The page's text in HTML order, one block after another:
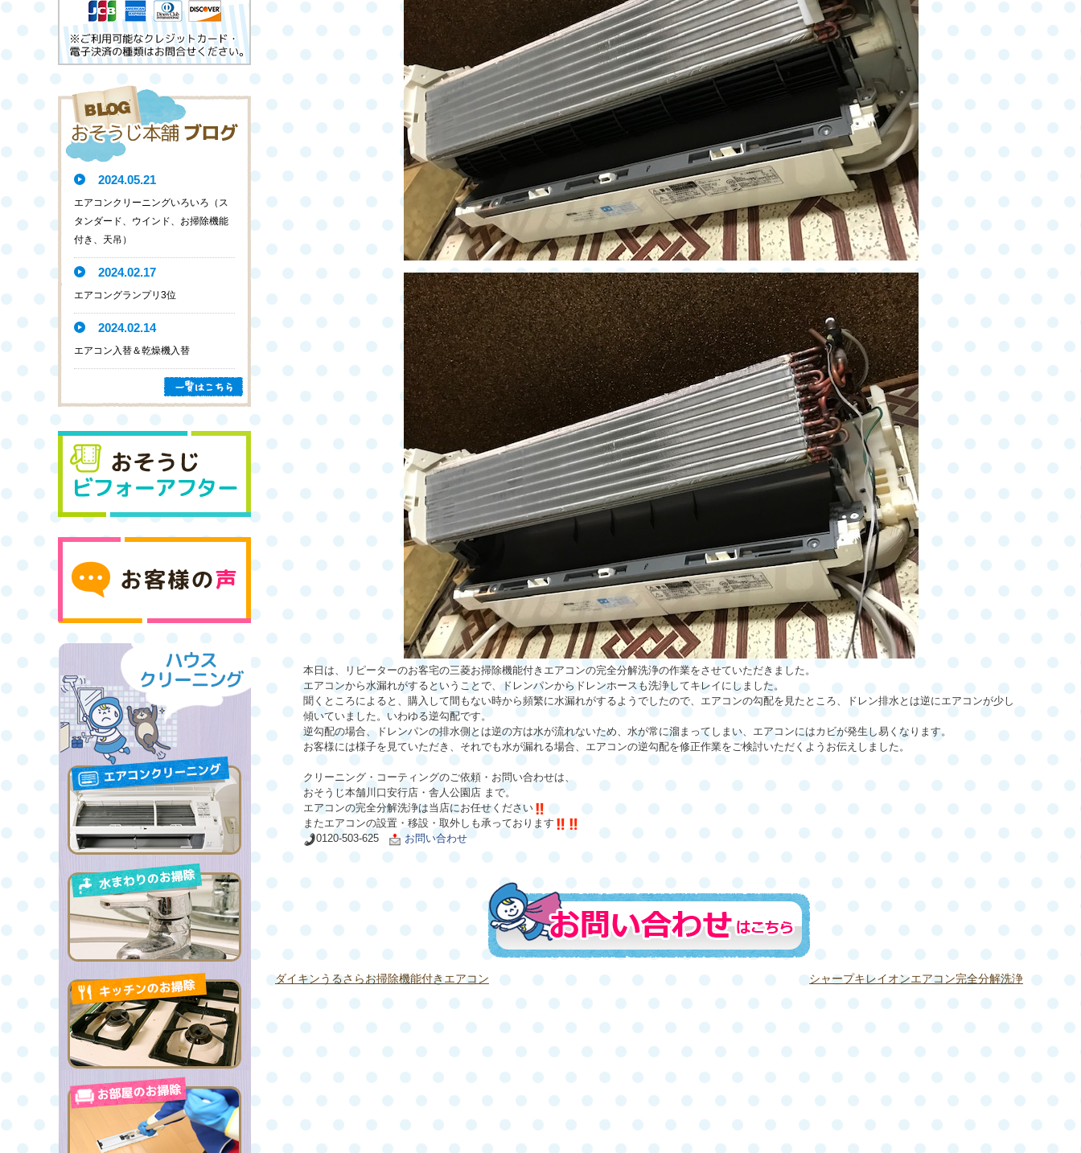
本日は、リピーターのお客宅の三菱お掃除機能付きエアコンの完全分解洗浄の作業をさせていただきました。
エアコンから水漏れがするということで、ドレンパンからドレンホースも洗浄してキレイにしました。
聞くところによると、購入して間もない時から頻繁に水漏れがするようでしたので、エアコンの勾配を見たところ、ドレン排水とは逆にエアコンが少し
傾いていました。いわゆる逆勾配です。
逆勾配の場合、ドレンパンの排水側とは逆の方は水が流れないため、水が常に溜まってしまい、エアコンにはカビが発生し易くなります。
お客様には様子を見ていただき、それでも水が漏れる場合、エアコンの逆勾配を修正作業をご検討いただくようお伝えしました。
クリーニング・コーティングのご依頼・お問い合わせは、
おそうじ本舗川口安行店・舎人公園店 まで。
エアコンの完全分解洗浄は当店にお任せください
またエアコンの設置・移設・ 取外しも承っております
0120-503-625
お問い合わせ
ダイキンうるさらお掃除機能付きエアコン シャープキレイオンエアコン完全分解洗浄
2024.05.21
エアコンクリーニングいろいろ（ス
タンダード、ウインド、お掃除機能
付き、天吊）
2024.02.17
エアコングランプリ3位
2024.02.14
エアコン入替＆乾燥機入替